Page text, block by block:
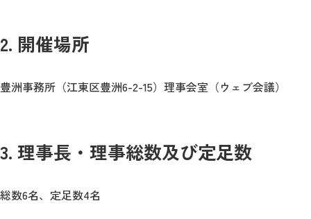
2. 開催場所
豊洲事務所（江東区豊洲6-2-15）理事会室（ウェブ会議）
3. 理事長・理事総数及び定足数
総数6名、定足数4名